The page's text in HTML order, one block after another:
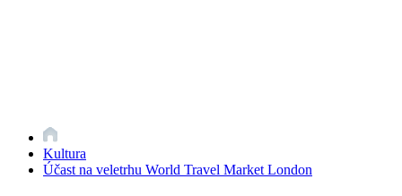
Kultura
Účast na veletrhu World Travel Market London